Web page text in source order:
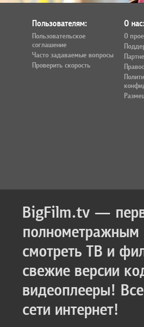
Пользователям:
Пользовательское
соглашение
Часто задаваемые вопросы
Проверить скорость
О
О
BigFilm.tv —
полнометражным
смотреть ТВ и
свежие версии
видеоплееры!
сети интернет!